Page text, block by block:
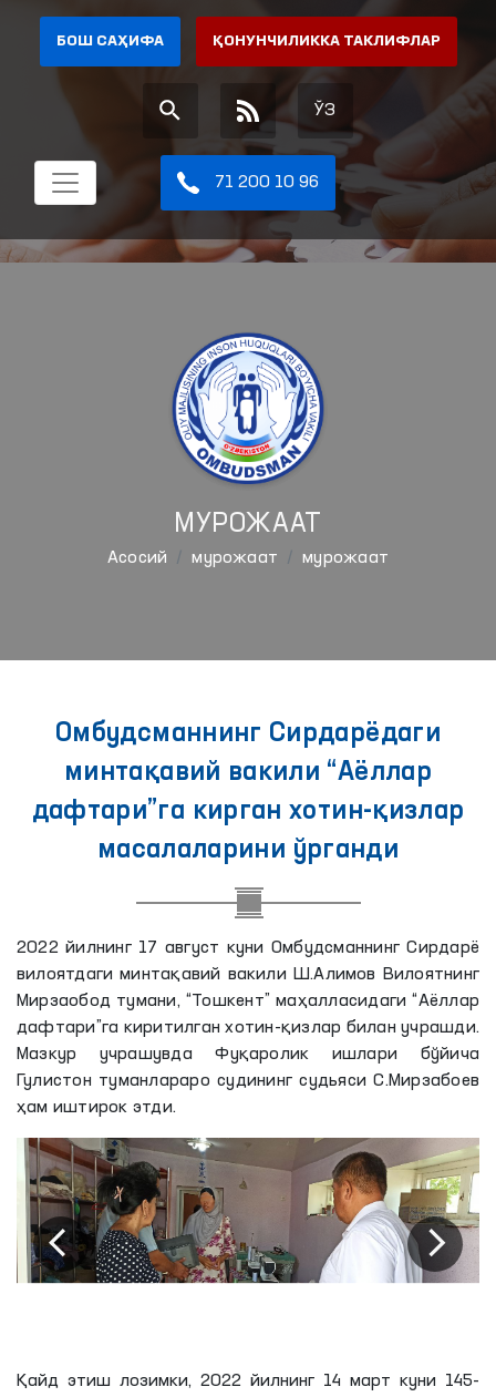
БОШ САҲИФА ҚОНУНЧИЛИККА ТАКЛИФЛАР
ЎЗ
71 200 10 96
МУРОЖААТ
Aсосий мурожаат мурожаат
Омбудсманнинг Сирдарёдаги
минтақавий вакили “Аёллар
дафтари”га кирган хотин-қизлар
масалаларини ўрганди
2022 йилнинг 17 август куни Омбудсманнинг Сирдарё
вилоятдаги минтақавий вакили Ш.Алимов Вилоятнинг
Мирзаобод тумани, “Тошкент” маҳалласидаги “Аёллар
дафтари”га киритилган хотин-қизлар билан учрашди.
Мазкур учрашувда Фуқаролик ишлари бўйича
Гулистон туманлараро судининг судьяси С.Мирзабоев
ҳам иштирок этди.
Қайд этиш лозимки, 2022 йилнинг 14 март куни 145-